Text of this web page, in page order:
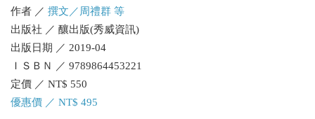
作者 ／ 撰文／周禮群 等
出版社 ／ 釀出版(秀威資訊)
出版日期 ／ 2019-04
ＩＳＢＮ ／ 9789864453221
定價 ／ NT$ 550
優惠價 ／ NT$ 495